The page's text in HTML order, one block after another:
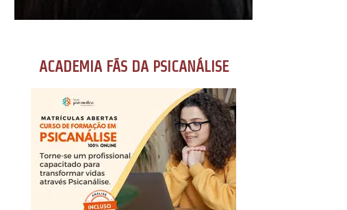
ACADEMIA FÃS DA PSICANÁLISE